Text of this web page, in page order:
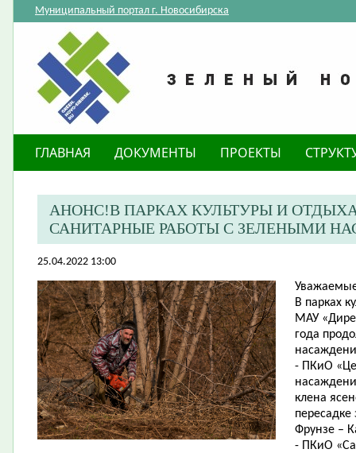
Муниципальный портал г. Новосибирска
ГЛАВНАЯ ДОКУМЕНТЫ ПРОЕКТЫ
АНОНС!В ПАРКАХ КУЛЬТУРЫ И
САНИТАРНЫЕ РАБОТЫ С ЗЕЛЕНЫМИ
25.04.2022 13:00
В парках
МАУ
года
- ПКиО
клена
Фрунзе –
- ПКиО